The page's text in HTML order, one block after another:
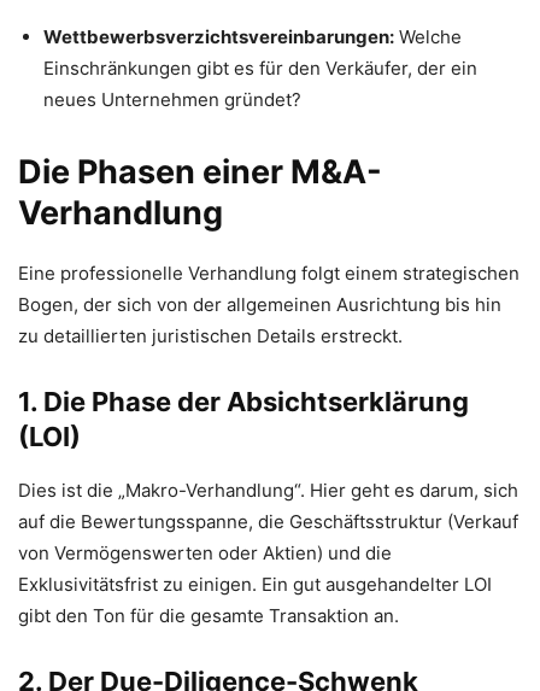
Wettbewerbsverzichtsvereinbarungen: Welche
Einschränkungen gibt es für den Verkäufer, der ein
neues Unternehmen gründet?
Die Phasen einer M&A-
Verhandlung
Eine professionelle Verhandlung folgt einem strategischen
Bogen, der sich von der allgemeinen Ausrichtung bis hin
zu detaillierten juristischen Details erstreckt.
1. Die Phase der Absichtserklärung
(LOI)
Dies ist die „Makro-Verhandlung“. Hier geht es darum, sich
auf die Bewertungsspanne, die Geschäftsstruktur (Verkauf
von Vermögenswerten oder Aktien) und die
Exklusivitätsfrist zu einigen. Ein gut ausgehandelter LOI
gibt den Ton für die gesamte Transaktion an.
2. Der Due-Diligence-Schwenk